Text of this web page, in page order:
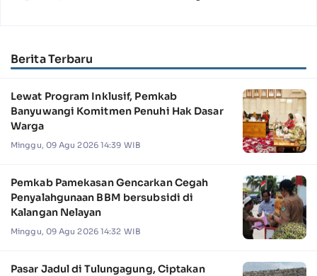
Berita Terbaru
Lewat Program Inklusif, Pemkab
Banyuwangi Komitmen Penuhi Hak Dasar
Warga
Minggu, 09 Agu 2026 14:39 WIB
Pemkab Pamekasan Gencarkan Cegah
Penyalahgunaan BBM bersubsidi di
Kalangan Nelayan
Minggu, 09 Agu 2026 14:32 WIB
Pasar Jadul di Tulungagung, Ciptakan